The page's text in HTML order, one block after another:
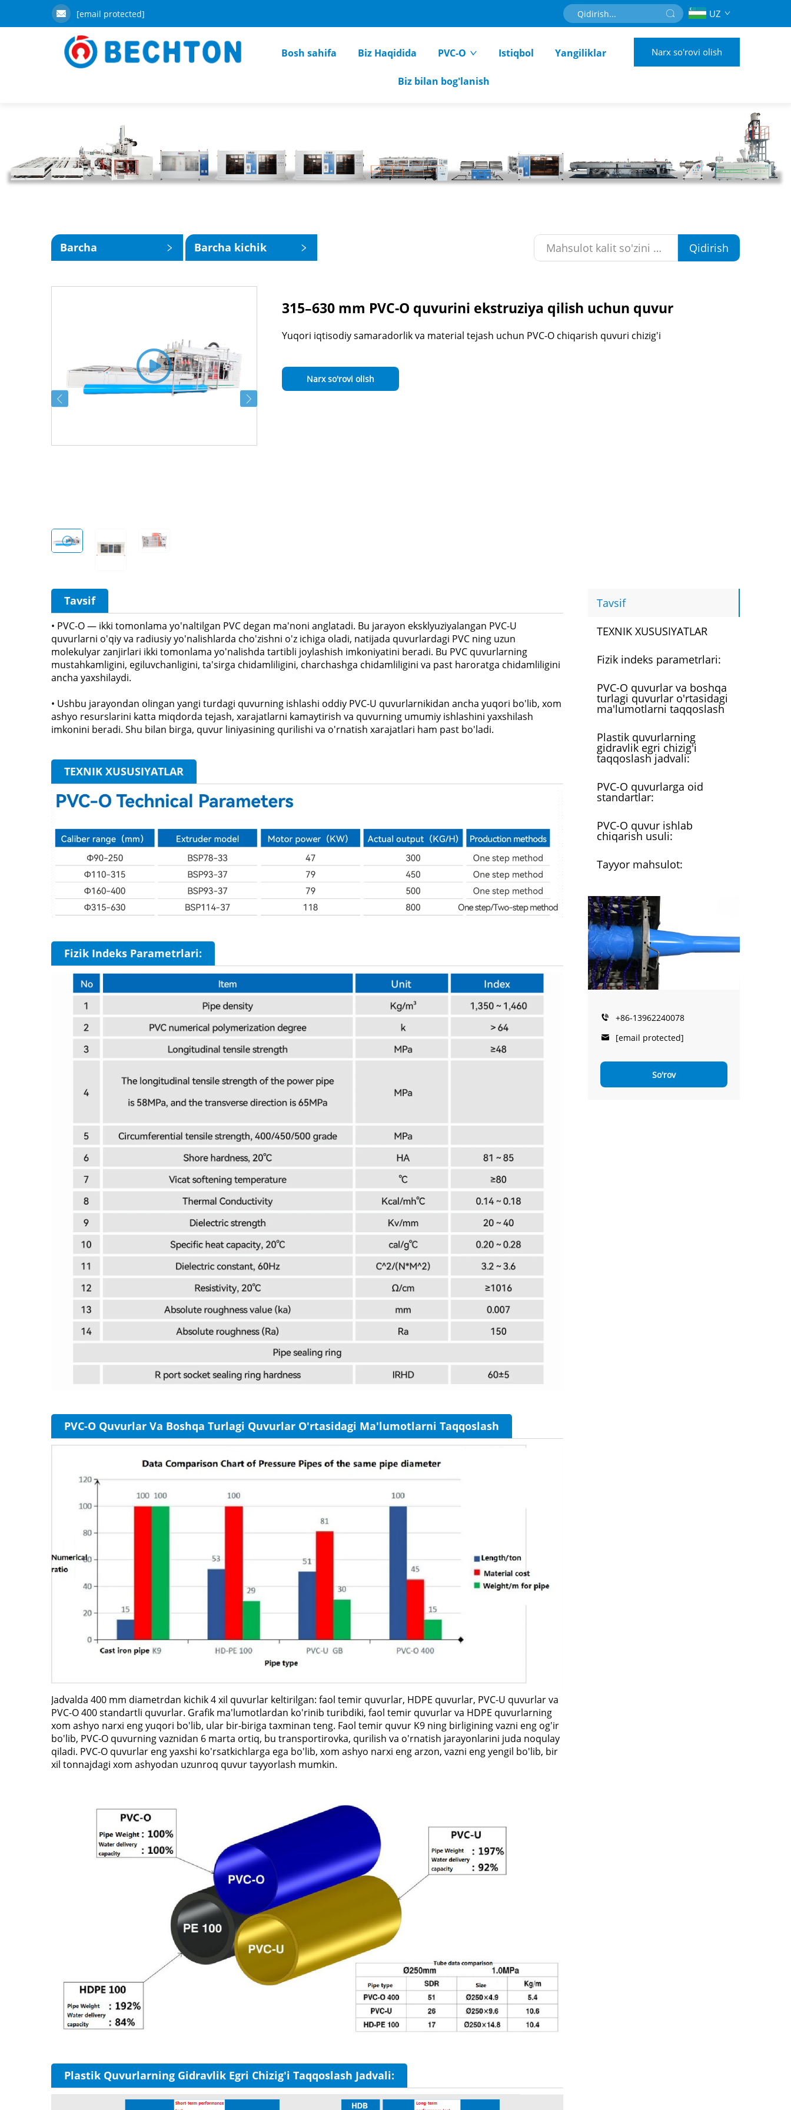
[email protected] UZ
Bosh sahifa Biz Haqidida PVC-O Istiqbol Yangiliklar
Biz bilan bog'lanish
Narx so'rovi olish
Barcha
Barcha kichik
Qidirish
315–630 mm PVC-O quvurini ekstruziya qilish uchun quvur
Yuqori iqtisodiy samaradorlik va material tejash uchun PVC-O chiqarish quvuri chizig'i
Narx so'rovi olish
Tavsif
TEXNIK XUSUSIYATLAR
Fizik indeks parametrlari:
PVC-O quvurlar va boshqa
turlagi quvurlar o'rtasidagi
ma'lumotlarni taqqoslash
Plastik quvurlarning
gidravlik egri chizig'i
taqqoslash jadvali:
PVC-O quvurlarga oid
standartlar:
PVC-O quvur ishlab
chiqarish usuli:
Tayyor mahsulot:
+86-13962240078
[email protected]
So'rov
Tavsif
• PVC-O — ikki tomonlama yo'naltilgan PVC degan ma'noni anglatadi. Bu jarayon eksklyuziyalangan PVC-U
quvurlarni o'qiy va radiusiy yo'nalishlarda cho'zishni o'z ichiga oladi, natijada quvurlardagi PVC ning uzun
molekulyar zanjirlari ikki tomonlama yo'nalishda tartibli joylashish imkoniyatini beradi. Bu PVC quvurlarning
mustahkamligini, egiluvchanligini, ta'sirga chidamliligini, charchashga chidamliligini va past haroratga chidamliligini
ancha yaxshilaydi.
• Ushbu jarayondan olingan yangi turdagi quvurning ishlashi oddiy PVC-U quvurlarnikidan ancha yuqori bo'lib, xom
ashyo resurslarini katta miqdorda tejash, xarajatlarni kamaytirish va quvurning umumiy ishlashini yaxshilash
imkonini beradi. Shu bilan birga, quvur liniyasining qurilishi va o'rnatish xarajatlari ham past bo'ladi.
TEXNIK XUSUSIYATLAR
Fizik Indeks Parametrlari:
PVC-O Quvurlar Va Boshqa Turlagi Quvurlar O'rtasidagi Ma'lumotlarni Taqqoslash
Jadvalda 400 mm diametrdan kichik 4 xil quvurlar keltirilgan: faol temir quvurlar, HDPE quvurlar, PVC-U quvurlar va
PVC-O 400 standartli quvurlar. Grafik ma'lumotlardan ko'rinib turibdiki, faol temir quvurlar va HDPE quvurlarning
xom ashyo narxi eng yuqori bo'lib, ular bir-biriga taxminan teng. Faol temir quvur K9 ning birligining vazni eng og'ir
bo'lib, PVC-O quvurning vaznidan 6 marta ortiq, bu transportirovka, qurilish va o'rnatish jarayonlarini juda noqulay
qiladi. PVC-O quvurlar eng yaxshi ko'rsatkichlarga ega bo'lib, xom ashyo narxi eng arzon, vazni eng yengil bo'lib, bir
xil tonnajdagi xom ashyodan uzunroq quvur tayyorlash mumkin.
Plastik Quvurlarning Gidravlik Egri Chizig'i Taqqoslash Jadvali: